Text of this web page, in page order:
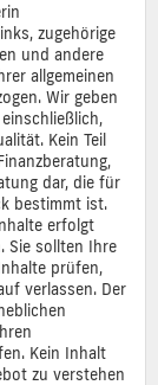
zugehörige
und andere
allgemeinen
Wir geben
Kein Teil
dar, die für
bestimmt ist.
erfolgt
Sie sollten Ihre
prüfen,
verlassen. Der
Kein Inhalt
zu verstehen